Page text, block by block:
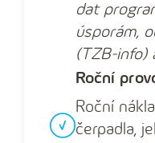
dat
úsporám,
(TZB-info)
Roční
Roční
čerpadla,